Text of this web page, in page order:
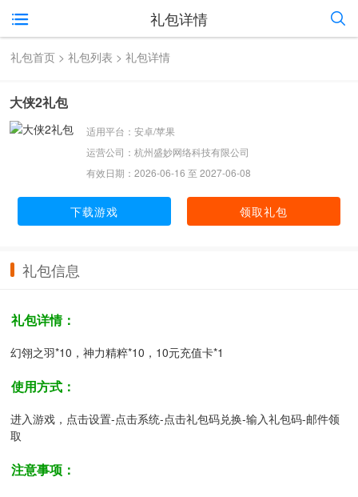
礼包详情
礼包首页 >礼包列表 > 礼包详情
大侠2礼包
适用平台：安卓/苹果
运营公司：杭州盛妙网络科技有限公司
有效日期：2026-06-16 至 2027-06-08
下载游戏 领取礼包
礼包信息
礼包详情：
幻翎之羽*10，神力精粹*10，10元充值卡*1
使用方式：
进入游戏，点击设置-点击系统-点击礼包码兑换-输入礼包码-邮件领
取
注意事项：